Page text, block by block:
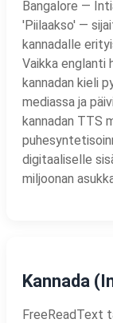
Bangalore —
'Piilaakso' —
kannadalle
Vaikka englanti
kannadan kieli
mediassa ja
kannadan TTS
digitaaliselle
miljoonan
Kannada
FreeReadText